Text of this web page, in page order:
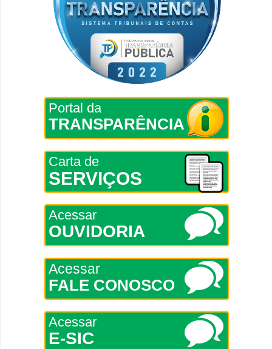
Portal da
TRANSPARÊNCIA
Carta de
SERVIÇOS
Acessar
OUVIDORIA
Acessar
FALE CONOSCO
Acessar
E-SIC